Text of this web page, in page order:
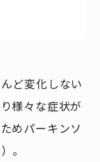
ど変化しない
様々な症状が
めパーキンソ
。